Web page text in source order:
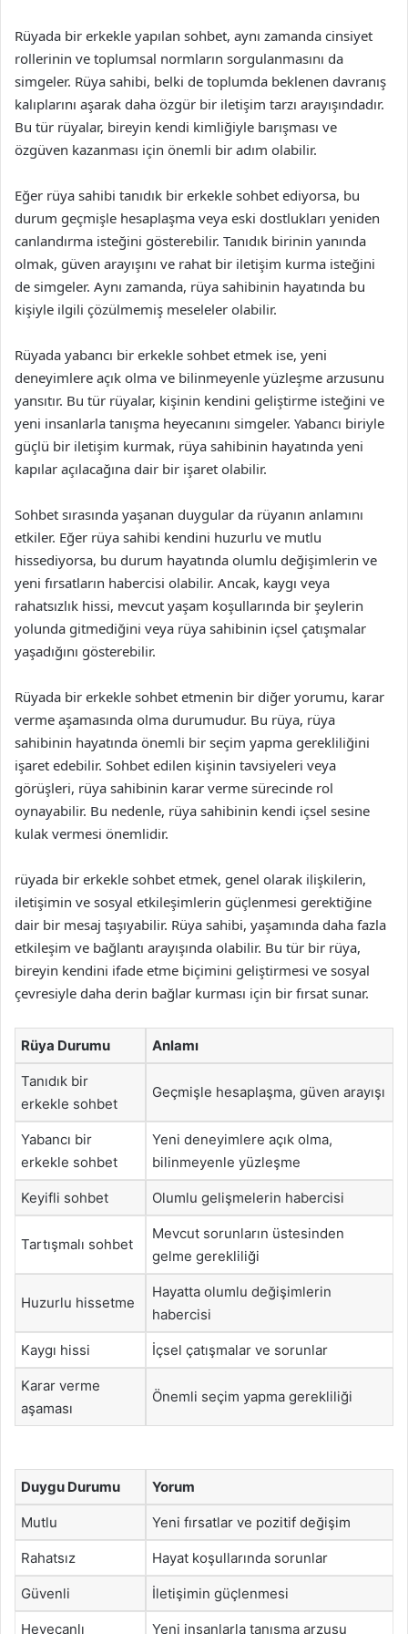
Rüyada bir erkekle yapılan sohbet, aynı zamanda cinsiyet
rollerinin ve toplumsal normların sorgulanmasını da
simgeler. Rüya sahibi, belki de toplumda beklenen davranış
kalıplarını aşarak daha özgür bir iletişim tarzı arayışındadır.
Bu tür rüyalar, bireyin kendi kimliğiyle barışması ve
özgüven kazanması için önemli bir adım olabilir.
Eğer rüya sahibi tanıdık bir erkekle sohbet ediyorsa, bu
durum geçmişle hesaplaşma veya eski dostlukları yeniden
canlandırma isteğini gösterebilir. Tanıdık birinin yanında
olmak, güven arayışını ve rahat bir iletişim kurma isteğini
de simgeler. Aynı zamanda, rüya sahibinin hayatında bu
kişiyle ilgili çözülmemiş meseleler olabilir.
Rüyada yabancı bir erkekle sohbet etmek ise, yeni
deneyimlere açık olma ve bilinmeyenle yüzleşme arzusunu
yansıtır. Bu tür rüyalar, kişinin kendini geliştirme isteğini ve
yeni insanlarla tanışma heyecanını simgeler. Yabancı biriyle
güçlü bir iletişim kurmak, rüya sahibinin hayatında yeni
kapılar açılacağına dair bir işaret olabilir.
Sohbet sırasında yaşanan duygular da rüyanın anlamını
etkiler. Eğer rüya sahibi kendini huzurlu ve mutlu
hissediyorsa, bu durum hayatında olumlu değişimlerin ve
yeni fırsatların habercisi olabilir. Ancak, kaygı veya
rahatsızlık hissi, mevcut yaşam koşullarında bir şeylerin
yolunda gitmediğini veya rüya sahibinin içsel çatışmalar
yaşadığını gösterebilir.
Rüyada bir erkekle sohbet etmenin bir diğer yorumu, karar
verme aşamasında olma durumudur. Bu rüya, rüya
sahibinin hayatında önemli bir seçim yapma gerekliliğini
işaret edebilir. Sohbet edilen kişinin tavsiyeleri veya
görüşleri, rüya sahibinin karar verme sürecinde rol
oynayabilir. Bu nedenle, rüya sahibinin kendi içsel sesine
kulak vermesi önemlidir.
rüyada bir erkekle sohbet etmek, genel olarak ilişkilerin,
iletişimin ve sosyal etkileşimlerin güçlenmesi gerektiğine
dair bir mesaj taşıyabilir. Rüya sahibi, yaşamında daha fazla
etkileşim ve bağlantı arayışında olabilir. Bu tür bir rüya,
bireyin kendini ifade etme biçimini geliştirmesi ve sosyal
çevresiyle daha derin bağlar kurması için bir fırsat sunar.
Rüya Durumu Anlamı
Tanıdık bir
erkekle sohbet
Geçmişle hesaplaşma, güven arayışı
Yabancı bir
erkekle sohbet
Yeni deneyimlere açık olma,
bilinmeyenle yüzleşme
Keyifli sohbet Olumlu gelişmelerin habercisi
Tartışmalı sohbet
Mevcut sorunların üstesinden
gelme gerekliliği
Huzurlu hissetme
Hayatta olumlu değişimlerin
habercisi
Kaygı hissi İçsel çatışmalar ve sorunlar
Karar verme
aşaması
Önemli seçim yapma gerekliliği
Duygu Durumu Yorum
Mutlu Yeni fırsatlar ve pozitif değişim
Rahatsız Hayat koşullarında sorunlar
Güvenli İletişimin güçlenmesi
Heyecanlı Yeni insanlarla tanışma arzusu